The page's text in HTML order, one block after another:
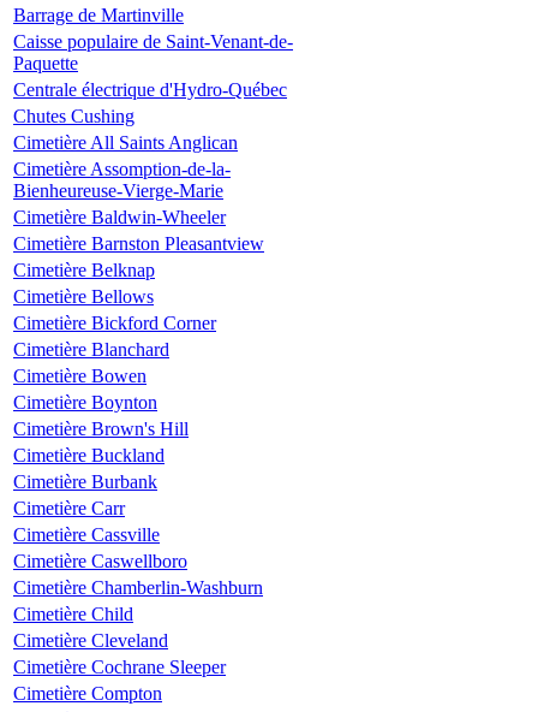
Barrage de Martinville
Caisse populaire de Saint-Venant-de-
Paquette
Centrale électrique d'Hydro-Québec
Chutes Cushing
Cimetière All Saints Anglican
Cimetière Assomption-de-la-
Bienheureuse-Vierge-Marie
Cimetière Baldwin-Wheeler
Cimetière Barnston Pleasantview
Cimetière Belknap
Cimetière Bellows
Cimetière Bickford Corner
Cimetière Blanchard
Cimetière Bowen
Cimetière Boynton
Cimetière Brown's Hill
Cimetière Buckland
Cimetière Burbank
Cimetière Carr
Cimetière Cassville
Cimetière Caswellboro
Cimetière Chamberlin-Washburn
Cimetière Child
Cimetière Cleveland
Cimetière Cochrane Sleeper
Cimetière Compton